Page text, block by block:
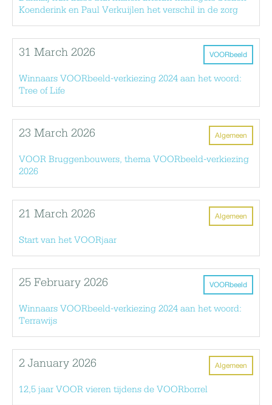
Koenderink en Paul Verkuijlen het verschil in de zorg
VOORbeeld
31 March 2026
Winnaars VOORbeeld-verkiezing 2024 aan het woord:
Tree of Life
Algemeen
23 March 2026
VOOR Bruggenbouwers, thema VOORbeeld-verkiezing
2026
Algemeen
21 March 2026
Start van het VOORjaar
VOORbeeld
25 February 2026
Winnaars VOORbeeld-verkiezing 2024 aan het woord:
Terrawijs
Algemeen
2 January 2026
12,5 jaar VOOR vieren tijdens de VOORborrel